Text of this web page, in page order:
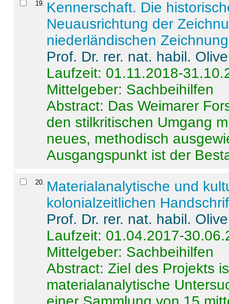
19
Kennerschaft. Die
Neuausrichtung der
niederländischen
Prof. Dr. rer. nat. habil.
Laufzeit: 01.11.2018-
Mittelgeber: Sachbeihilfen
Abstract: Das Weimarer
den stilkritischen Umgang
neues, methodisch
Ausgangspunkt ist der
20
Materialanalytische und
kolonialzeitlichen
Prof. Dr. rer. nat. habil.
Laufzeit: 01.04.2017-
Mittelgeber: Sachbeihilfen
Abstract:Ziel des Projekts
materialanalytische